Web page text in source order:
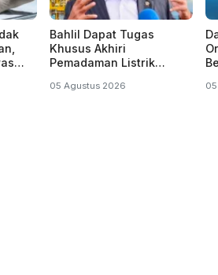
Bahlil Dapat Tugas
Khusus Akhiri
Pemadaman Listrik
Kalteng
05 Agustus 2026